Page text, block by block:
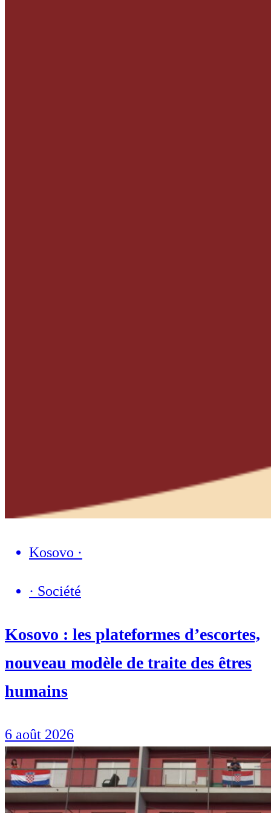
Kosovo ·
· Société
Kosovo : les plateformes d’escortes,
nouveau modèle de traite des êtres
humains
6 août 2026